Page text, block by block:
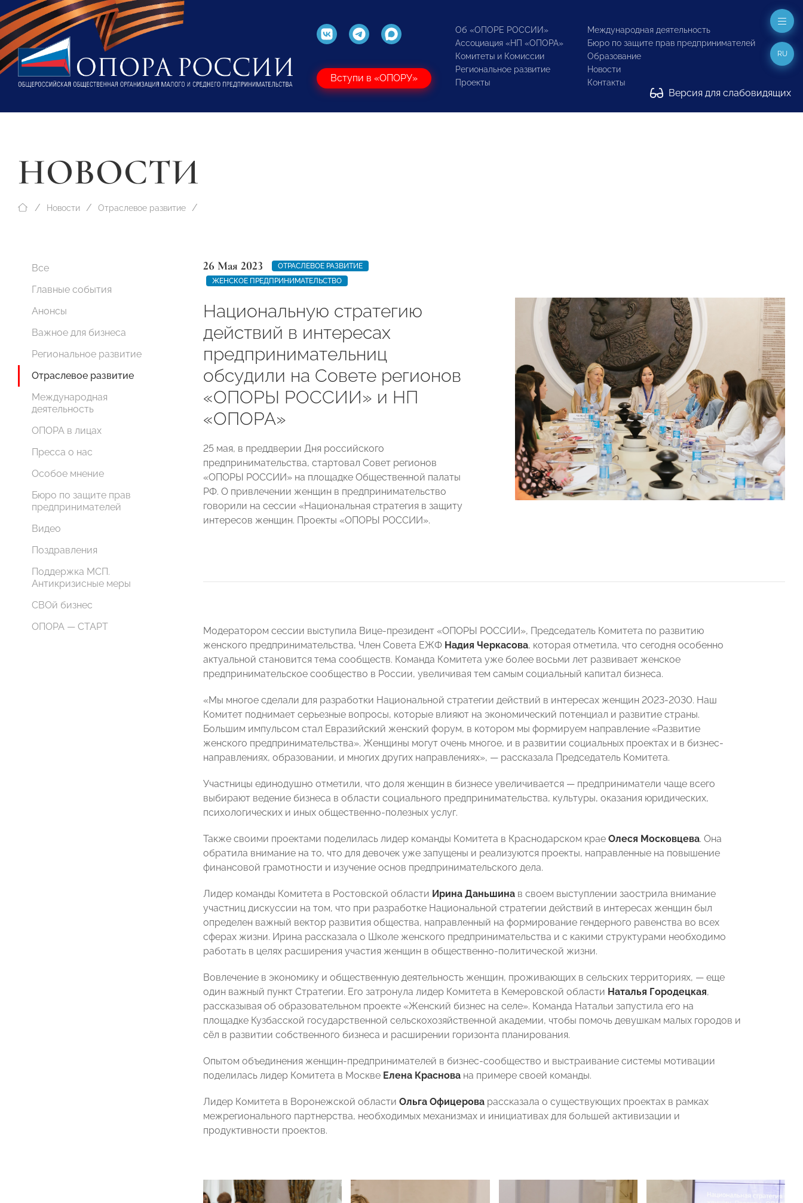
Вступи в «ОПОРУ»
Об «ОПОРЕ РОССИИ»
Ассоциация «НП «ОПОРА»
Комитеты и Комиссии
Региональное развитие
Проекты
Международная деятельность
Бюро по защите прав предпринимателей
Образование
Новости
Контакты
Версия для слабовидящих
RU
НОВОСТИ
Новости Отраслевое развитие
Все
Главные события
Анонсы
Важное для бизнеса
Региональное развитие
Отраслевое развитие
Международная
деятельность
ОПОРА в лицах
Пресса о нас
Особое мнение
Бюро по защите прав
предпринимателей
Видео
Поздравления
Поддержка МСП.
Антикризисные меры
СВОй бизнес
ОПОРА — СТАРТ
26 Мая 2023
ОТРАСЛЕВОЕ РАЗВИТИЕ
ЖЕНСКОЕ ПРЕДПРИНИМАТЕЛЬСТВО
Национальную стратегию
действий в интересах
предпринимательниц
обсудили на Совете регионов
«ОПОРЫ РОССИИ» и НП
«ОПОРА»
25 мая, в преддверии Дня российского
предпринимательства, стартовал Совет регионов
«ОПОРЫ РОССИИ» на площадке Общественной палаты
РФ. О привлечении женщин в предпринимательство
говорили на сессии «Национальная стратегия в защиту
интересов женщин. Проекты «ОПОРЫ РОССИИ».
Модератором сессии выступила Вице-президент «ОПОРЫ РОССИИ», Председатель Комитета по развитию
женского предпринимательства, Член Совета ЕЖФ Надия Черкасова, которая отметила, что сегодня особенно
актуальной становится тема сообществ. Команда Комитета уже более восьми лет развивает женское
предпринимательское сообщество в России, увеличивая тем самым социальный капитал бизнеса.
«Мы многое сделали для разработки Национальной стратегии действий в интересах женщин 2023-2030. Наш
Комитет поднимает серьезные вопросы, которые влияют на экономический потенциал и развитие страны.
Большим импульсом стал Евразийский женский форум, в котором мы формируем направление «Развитие
женского предпринимательства». Женщины могут очень многое, и в развитии социальных проектах и в бизнес-
направлениях, образовании, и многих других направлениях», — рассказала Председатель Комитета.
Участницы единодушно отметили, что доля женщин в бизнесе увеличивается — предприниматели чаще всего
выбирают ведение бизнеса в области социального предпринимательства, культуры, оказания юридических,
психологических и иных общественно-полезных услуг.
Также своими проектами поделилась лидер команды Комитета в Краснодарском крае Олеся Московцева. Она
обратила внимание на то, что для девочек уже запущены и реализуются проекты, направленные на повышение
финансовой грамотности и изучение основ предпринимательского дела.
Лидер команды Комитета в Ростовской области Ирина Даньшина в своем выступлении заострила внимание
участниц дискуссии на том, что при разработке Национальной стратегии действий в интересах женщин был
определен важный вектор развития общества, направленный на формирование гендерного равенства во всех
сферах жизни. Ирина рассказала о Школе женского предпринимательства и с какими структурами необходимо
работать в целях расширения участия женщин в общественно-политической жизни.
Вовлечение в экономику и общественную деятельность женщин, проживающих в сельских территориях, — еще
один важный пункт Стратегии. Его затронула лидер Комитета в Кемеровской области Наталья Городецкая,
рассказывая об образовательном проекте «Женский бизнес на селе». Команда Натальи запустила его на
площадке Кузбасской государственной сельскохозяйственной академии, чтобы помочь девушкам малых городов и
сёл в развитии собственного бизнеса и расширении горизонта планирования.
Опытом объединения женщин-предпринимателей в бизнес-сообщество и выстраивание системы мотивации
поделилась лидер Комитета в Москве Елена Краснова на примере своей команды.
Лидер Комитета в Воронежской области Ольга Офицерова рассказала о существующих проектах в рамках
межрегионального партнерства, необходимых механизмах и инициативах для большей активизации и
продуктивности проектов.